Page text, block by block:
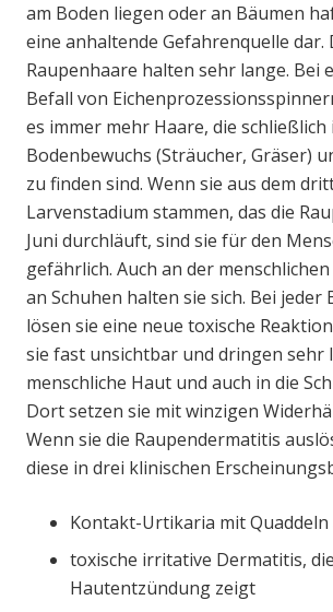
am Boden liegen oder an Bäumen
eine anhaltende Gefahrenquelle dar.
Raupenhaare halten sehr lange. Bei
Befall von
es immer mehr Haare, die schließlich
Bodenbewuchs (Sträucher, Gräser)
zu finden sind. Wenn sie aus dem
Larvenstadium stammen, das die
Juni durchläuft, sind sie für den
gefährlich. Auch an der
an Schuhen halten sie sich. Bei
lösen sie eine neue toxische
sie fast unsichtbar und dringen sehr
menschliche Haut und auch in die
Dort setzen sie mit winzigen
Wenn sie die Raupendermatitis
diese in drei klinischen
Kontakt-Urtikaria mit Quaddeln
toxische irritative Dermatitis,
Hautentzündung zeigt